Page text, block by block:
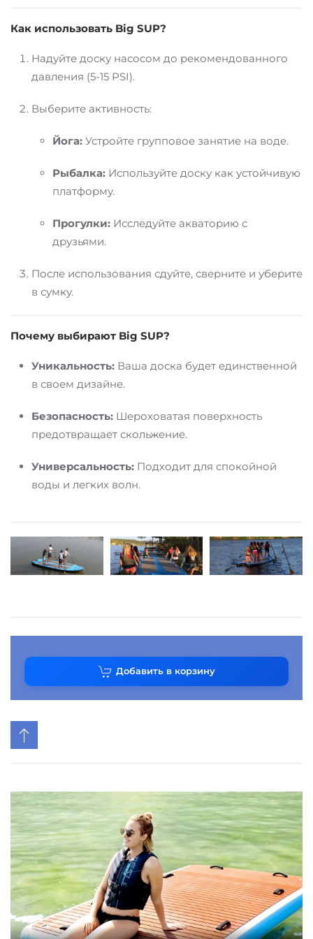
Как использовать Big SUP?
Надуйте доску насосом до рекомендованного
давления (5-15 PSI).
Выберите активность:
Йога: Устройте групповое занятие на воде.
Рыбалка: Используйте доску как устойчивую
платформу.
Прогулки: Исследуйте акваторию с
друзьями.
После использования сдуйте, сверните и уберите
в сумку.
Почему выбирают Big SUP?
Уникальность: Ваша доска будет единственной
в своем дизайне.
Безопасность: Шероховатая поверхность
предотвращает скольжение.
Универсальность: Подходит для спокойной
воды и легких волн.
Добавить в корзину